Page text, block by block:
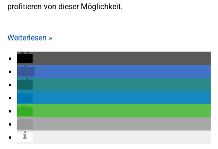
profitieren von dieser Möglichkeit.
Weiterlesen »